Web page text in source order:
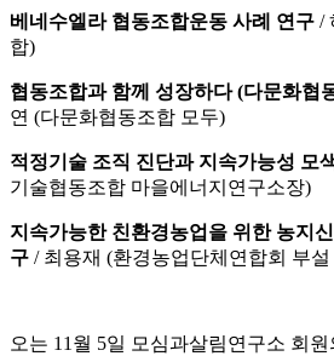
베네수엘라 협동조합운동 사례 연구 /
합)
협동조합과 함께 성장하다 (다문화협
연 (다문화협동조합 모두)
적정기술 조직 진단과 지속가능성 모
기술협동조합 마을에너지연구소장)
지속가능한 친환경농업을 위한 농지
구 / 최용재 (환경농업단체연합회 부
오는 11월 5일 모심과살림연구소 회